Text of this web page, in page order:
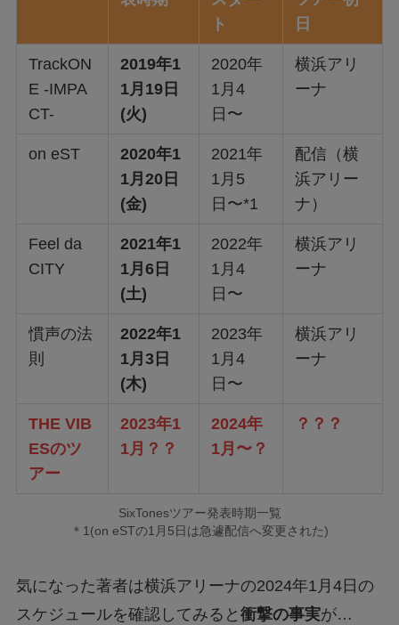
ト
日
TrackON
E -IMPA
CT-
2019年1
1月19日
(火)
2020年
1月4
日〜
横浜アリ
ーナ
on eST
2020年1
1月20日
(金)
2021年
1月5
日〜*1
配信（横
浜アリー
ナ）
Feel da
CITY
2021年1
1月6日
(土)
2022年
1月4
日〜
横浜アリ
ーナ
慣声の法
則
2022年1
1月3日
(木)
2023年
1月4
日〜
横浜アリ
ーナ
THE VIB
ESのツ
アー
2023年1
1月？？
2024年
1月〜？
？？？
SixTonesツアー発表時期一覧
＊1(on eSTの1月5日は急遽配信へ変更された)
気になった著者は横浜アリーナの2024年1月4日の
スケジュールを確認してみると 衝撃の事実が…